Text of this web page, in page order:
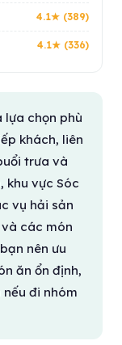
4.1★ (389)
4.1★ (336)
lựa chọn phù
khách, liên
trưa và
khu vực Sóc
vụ hải sản
các món
nên ưu
ăn ổn định,
đi nhóm